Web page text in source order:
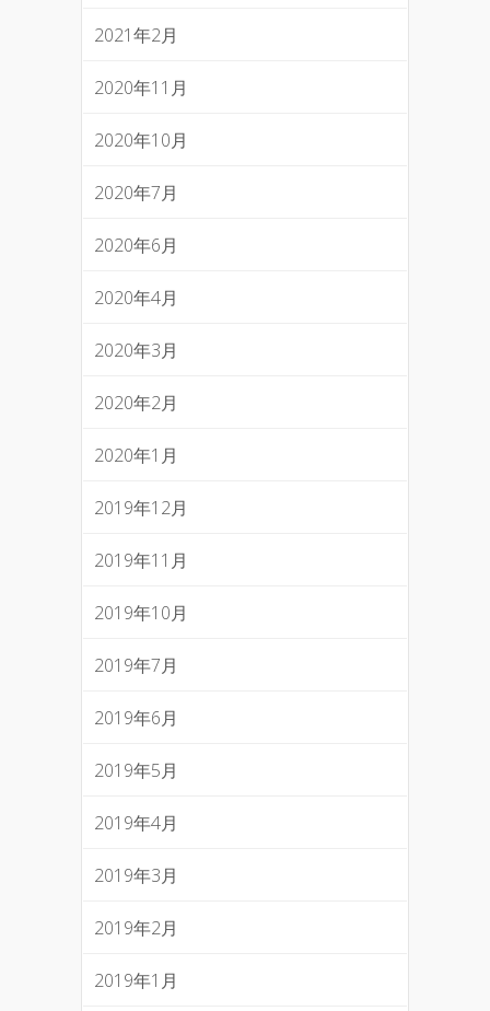
2021年2月
2020年11月
2020年10月
2020年7月
2020年6月
2020年4月
2020年3月
2020年2月
2020年1月
2019年12月
2019年11月
2019年10月
2019年7月
2019年6月
2019年5月
2019年4月
2019年3月
2019年2月
2019年1月